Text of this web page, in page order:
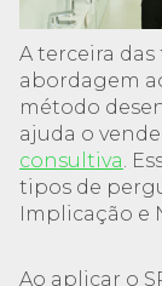
A terceira
abordagem
método
ajuda o
consultiva.
tipos de
Implicação e
Ao aplicar o